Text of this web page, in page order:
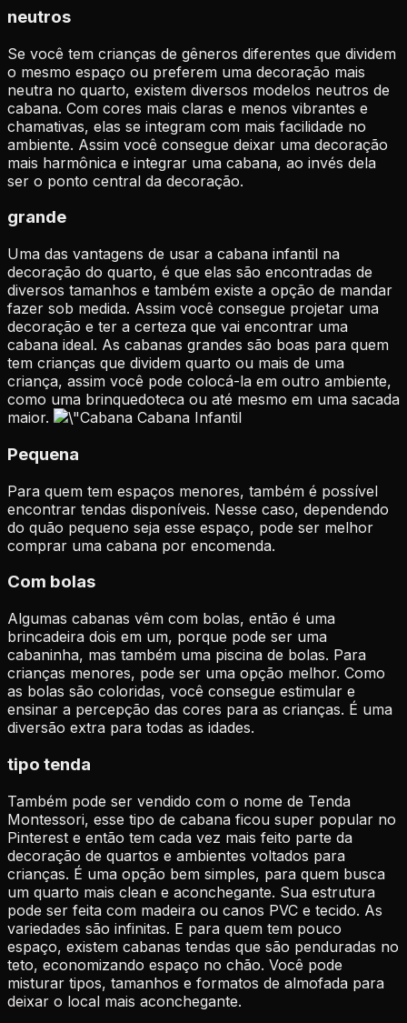
neutros
Se você tem crianças de gêneros diferentes que dividem
o mesmo espaço ou preferem uma decoração mais
neutra no quarto, existem diversos modelos neutros de
cabana. Com cores mais claras e menos vibrantes e
chamativas, elas se integram com mais facilidade no
ambiente. Assim você consegue deixar uma decoração
mais harmônica e integrar uma cabana, ao invés dela
ser o ponto central da decoração.
grande
Uma das vantagens de usar a cabana infantil na
decoração do quarto, é que elas são encontradas de
diversos tamanhos e também existe a opção de mandar
fazer sob medida. Assim você consegue projetar uma
decoração e ter a certeza que vai encontrar uma
cabana ideal. As cabanas grandes são boas para quem
tem crianças que dividem quarto ou mais de uma
criança, assim você pode colocá-la em outro ambiente,
como uma brinquedoteca ou até mesmo em uma sacada
maior.
Cabana Infantil
Pequena
Para quem tem espaços menores, também é possível
encontrar tendas disponíveis. Nesse caso, dependendo
do quão pequeno seja esse espaço, pode ser melhor
comprar uma cabana por encomenda.
Com bolas
Algumas cabanas vêm com bolas, então é uma
brincadeira dois em um, porque pode ser uma
cabaninha, mas também uma piscina de bolas. Para
crianças menores, pode ser uma opção melhor. Como
as bolas são coloridas, você consegue estimular e
ensinar a percepção das cores para as crianças. É uma
diversão extra para todas as idades.
tipo tenda
Também pode ser vendido com o nome de Tenda
Montessori, esse tipo de cabana ficou super popular no
Pinterest e então tem cada vez mais feito parte da
decoração de quartos e ambientes voltados para
crianças. É uma opção bem simples, para quem busca
um quarto mais clean e aconchegante. Sua estrutura
pode ser feita com madeira ou canos PVC e tecido. As
variedades são infinitas. E para quem tem pouco
espaço, existem cabanas tendas que são penduradas no
teto, economizando espaço no chão. Você pode
misturar tipos, tamanhos e formatos de almofada para
deixar o local mais aconchegante.